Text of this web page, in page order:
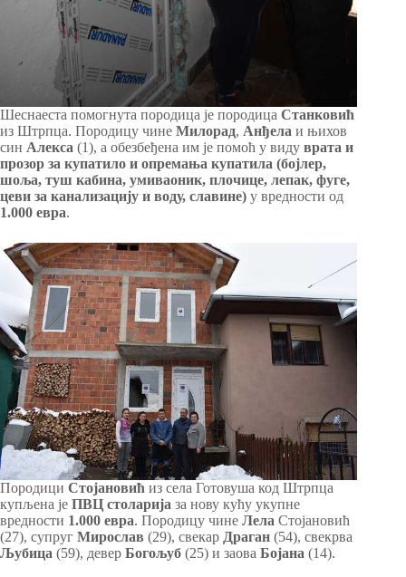
Шеснаеста помогнута породица је породица Станковић
из Штрпца. Породицу чине Милорад, Анђела и њихов
син Алекса (1), а обезбеђена им је помоћ у виду врата и
прозор за купатило и опремања купатила (бојлер,
шоља, туш кабина, умиваоник, плочице, лепак, фуге,
цеви за канализацију и воду, славине) у вредности од
1.000 евра.
Породици Стојановић из села Готовуша код Штрпца
купљена је ПВЦ столарија за нову кућу укупне
вредности 1.000 евра. Породицу чине Лела Стојановић
(27), супруг Мирослав (29), свекар Драган (54), свекрва
Љубица (59), девер Богољуб (25) и заова Бојана (14).